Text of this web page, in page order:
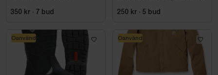
350 kr · 7 bud
SVART. STL 42
250 kr · 5 bud
Oanvänd Oanvänd